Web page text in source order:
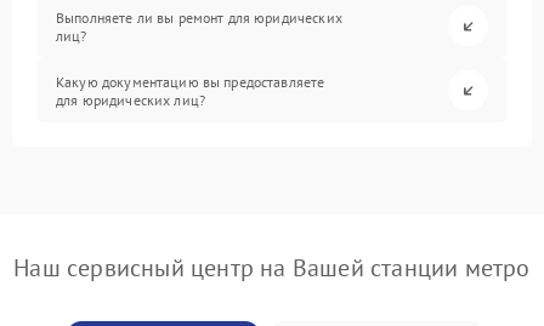
Выполняете ли вы ремонт для юридических
лиц?
Какую документацию вы предоставляете
для юридических лиц?
Наш сервисный центр на Вашей станции метро